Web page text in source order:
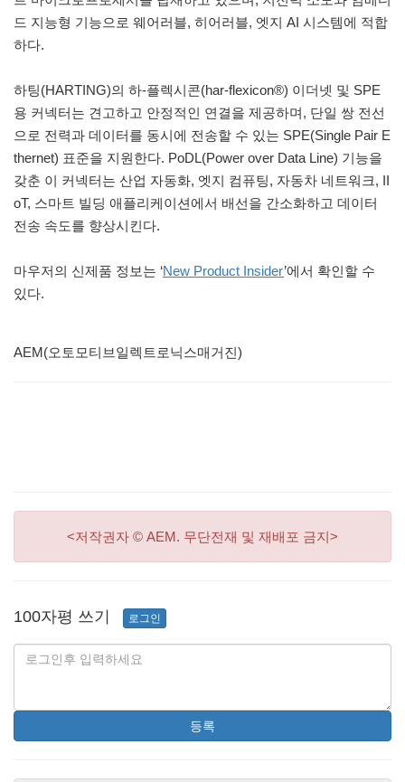
드 지능형 기능으로 웨어러블, 히어러블, 엣지 AI 시스템에 적합
하다.
하팅(HARTING)의 하-플렉시콘(har-flexicon®) 이더넷 및 SPE
용 커넥터는 견고하고 안정적인 연결을 제공하며, 단일 쌍 전선
으로 전력과 데이터를 동시에 전송할 수 있는 SPE(Single Pair E
thernet) 표준을 지원한다. PoDL(Power over Data Line) 기능을
갖춘 이 커넥터는 산업 자동화, 엣지 컴퓨팅, 자동차 네트워크, II
oT, 스마트 빌딩 애플리케이션에서 배선을 간소화하고 데이터
전송 속도를 향상시킨다.
마우저의 신제품 정보는 ‘New Product Insider’에서 확인할 수
있다.
AEM(오토모티브일렉트로닉스매거진)
<저작권자 © AEM. 무단전재 및 재배포 금지>
100자평 쓰기 로그인
등록